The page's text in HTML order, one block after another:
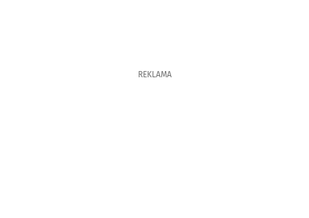
REKLAMA